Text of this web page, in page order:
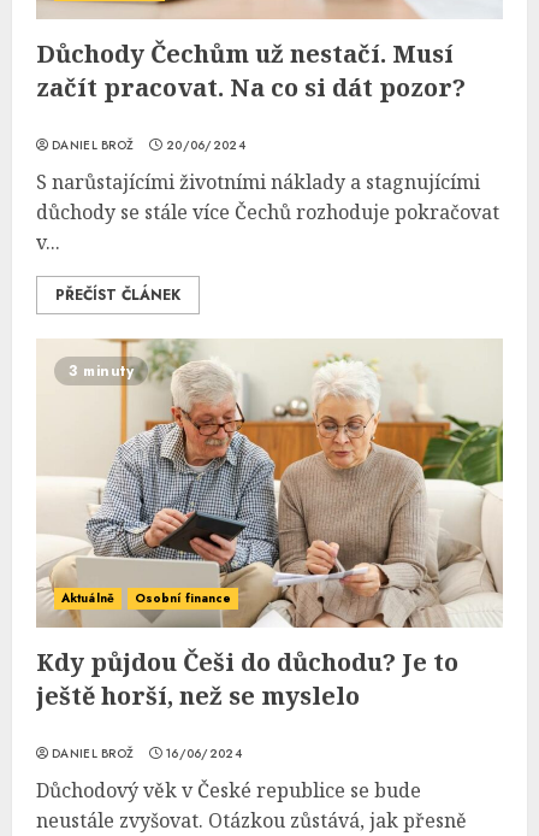
Důchody Čechům už nestačí. Musí
začít pracovat. Na co si dát pozor?
DANIEL BROŽ 20/06/2024
S narůstajícími životními náklady a stagnujícími
důchody se stále více Čechů rozhoduje pokračovat
v...
PŘEČÍST ČLÁNEK
3 minuty
Aktuálně Osobní finance
Kdy půjdou Češi do důchodu? Je to
ještě horší, než se myslelo
DANIEL BROŽ 16/06/2024
Důchodový věk v České republice se bude
neustále zvyšovat. Otázkou zůstává, jak přesně